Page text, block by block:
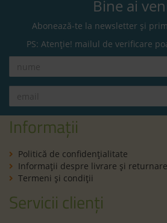
Bine ai
Abonează-te la newsletter și
PS: Atenție! mailul de verificare
Informații
Politică de confidenţialitate
Informaţii despre livrare și returnare
Termeni şi condiţii
Servicii clienți